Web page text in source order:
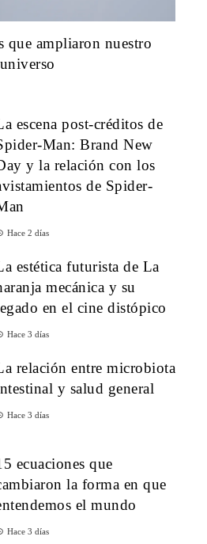
que ampliaron nuestro
escena post-créditos de
Man: Brand New
y la relación con los
de Spider-
Hace 2 días
estética futurista de La
mecánica y su
en el cine distópico
Hace 3 días
relación entre microbiota
y salud general
Hace 3 días
ecuaciones que
la forma en que
el mundo
Hace 3 días